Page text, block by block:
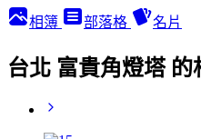
相簿 部落格 名片
台北 富貴角燈塔 的